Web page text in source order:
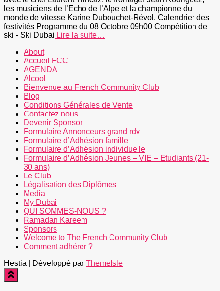
les musiciens de l’Echo de l’Alpe et la championne du
monde de vitesse Karine Dubouchet-Révol. Calendrier des
festivités Programme du 08 Octobre 09h00 Compétition de
ski - Ski Dubai Lire la suite…
About
Accueil FCC
AGENDA
Alcool
Bienvenue au French Community Club
Blog
Conditions Générales de Vente
Contactez nous
Devenir Sponsor
Formulaire Annonceurs grand rdv
Formulaire d’Adhésion famille
Formulaire d’Adhésion individuelle
Formulaire d’Adhésion Jeunes – VIE – Etudiants (21-
30 ans)
Le Club
Légalisation des Diplômes
Media
My Dubai
QUI SOMMES-NOUS ?
Ramadan Kareem
Sponsors
Welcome to The French Community Club
Comment adhérer ?
Hestia | Développé par ThemeIsle